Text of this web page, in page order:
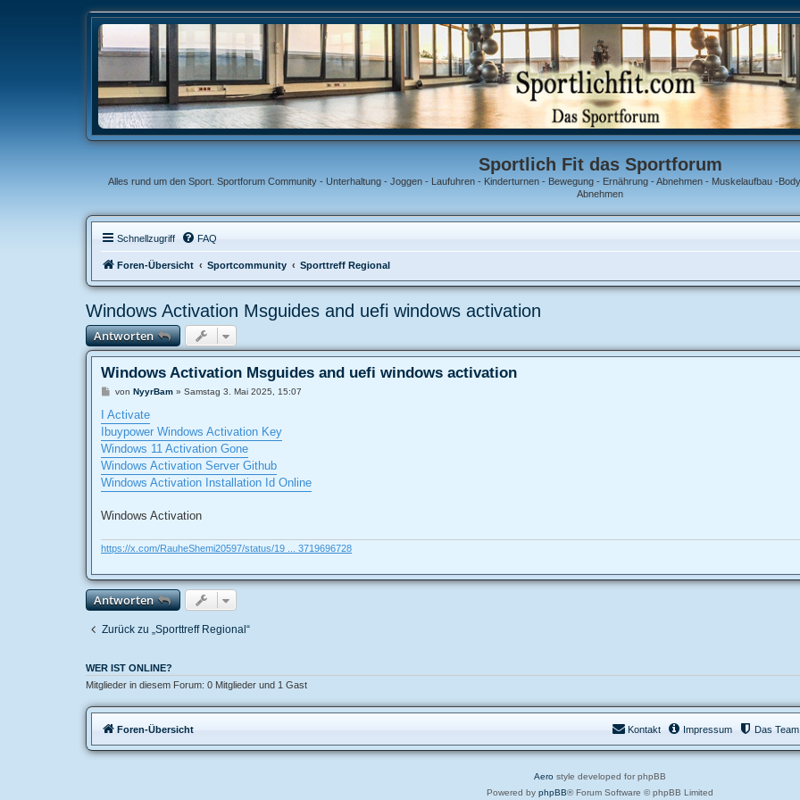
Sportlich Fit das Sportforum
Alles rund um den Sport. Sportforum Community - Unterhaltung - Joggen - Laufuhren - Kinderturnen - Bewegung - Ernährung - Abnehmen - Muskelaufbau -
Abnehmen
Schnellzugriff FAQ
Foren-Übersicht Sportcommunity Sporttreff Regional
Windows Activation Msguides and uefi windows activation
Antworten
Windows Activation Msguides and uefi windows activation
B
i
t
r
a
g
von NyуrBam» Samstag 3. Mai 2025, 15:07
I Activate
Ibuypower Windows Activation Key
Windows 11 Activation Gone
Windows Activation Server Github
Windows Activation Installation Id Online
Windows Activation
https://x.com/RauheShemi20597/status/19 ... 3719696728
Antworten
Zurück zu „Sporttreff Regional“
WER IST ONLINE?
Mitglieder in diesem Forum: 0 Mitglieder und 1 Gast
Foren-Übersicht Das Team
Impressum
Kontakt
Aero style developed for phpBB
Powered by phpBB® Forum Software © phpBB Limited